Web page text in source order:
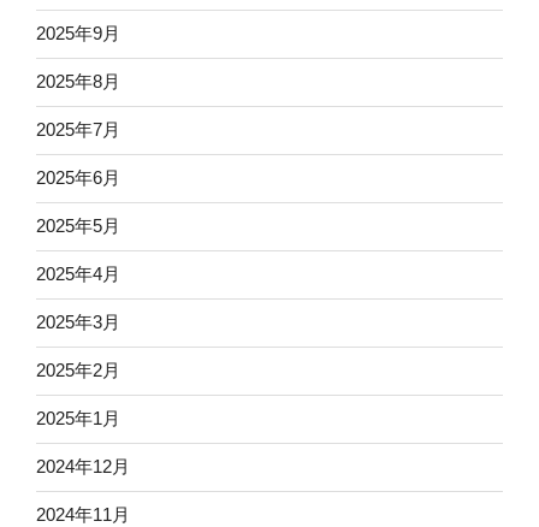
2025年9月
2025年8月
2025年7月
2025年6月
2025年5月
2025年4月
2025年3月
2025年2月
2025年1月
2024年12月
2024年11月